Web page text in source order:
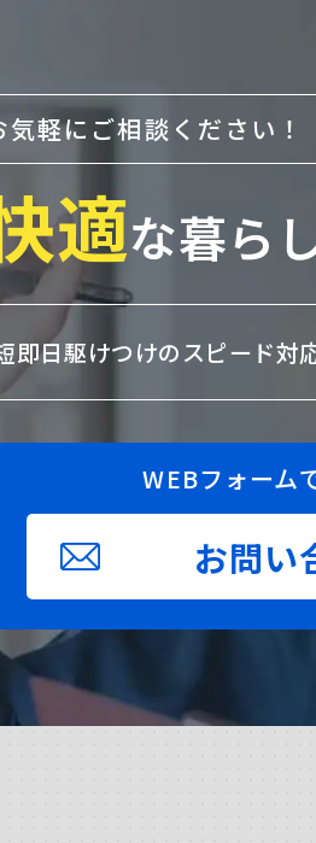
気軽にご相談ください！
適な暮ら
即日駆けつけのスピード対
WEBフォーム
お問い